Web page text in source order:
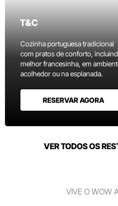
T&C
Cozinha portuguesa tradicional
com pratos de conforto,
melhor francesinha, em
acolhedor ou na esplanada.
RESERVAR AGORA
VER TODOS OS
VIVE O WOW